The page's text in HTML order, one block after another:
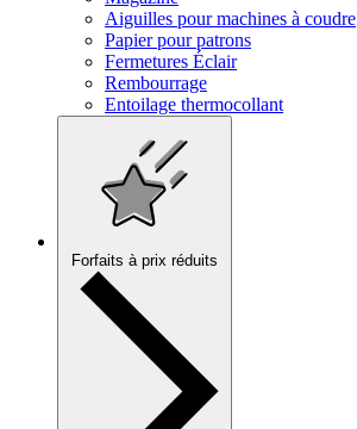
Aiguilles pour machines à coudre
Papier pour patrons
Fermetures Éclair
Rembourrage
Entoilage thermocollant
Forfaits à prix réduits